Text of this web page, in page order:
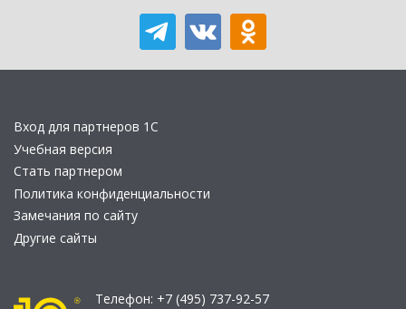
Вход для партнеров 1С
Учебная версия
Стать партнером
Политика конфиденциальности
Замечания по сайту
Другие сайты
Телефон: +7 (495) 737-92-57